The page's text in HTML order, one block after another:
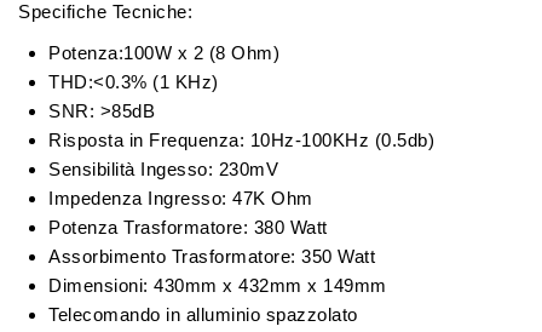
Specifiche Tecniche:
Potenza:100W x 2 (8 Ohm)
THD:<0.3% (1 KHz)
SNR: >85dB
Risposta in Frequenza: 10Hz-100KHz (0.5db)
Sensibilità Ingesso: 230mV
Impedenza Ingresso: 47K Ohm
Potenza Trasformatore: 380 Watt
Assorbimento Trasformatore: 350 Watt
Dimensioni: 430mm x 432mm x 149mm
Telecomando in alluminio spazzolato